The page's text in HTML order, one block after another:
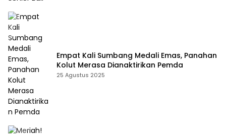
Empat Kali Sumbang Medali Emas, Panahan
Kolut Merasa Dianaktirikan Pemda
25 Agustus 2025